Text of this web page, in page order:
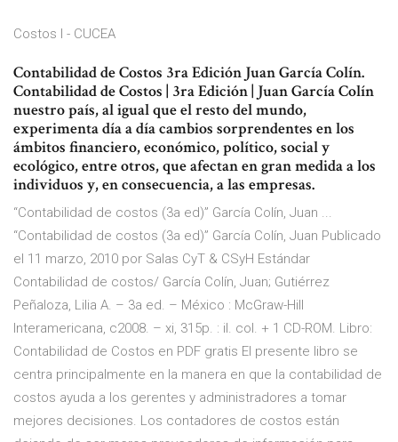
Costos I - CUCEA
Contabilidad de Costos 3ra Edición Juan García Colín.
Contabilidad de Costos | 3ra Edición | Juan García Colín
nuestro país, al igual que el resto del mundo,
experimenta día a día cambios sorprendentes en los
ámbitos financiero, económico, político, social y
ecológico, entre otros, que afectan en gran medida a los
individuos y, en consecuencia, a las empresas.
“Contabilidad de costos (3a ed)” García Colín, Juan ...
“Contabilidad de costos (3a ed)” García Colín, Juan Publicado
el 11 marzo, 2010 por Salas CyT & CSyH Estándar
Contabilidad de costos/ García Colín, Juan; Gutiérrez
Peñaloza, Lilia A. – 3a ed. – México : McGraw-Hill
Interamericana, c2008. – xi, 315p. : il. col. + 1 CD-ROM. Libro:
Contabilidad de Costos en PDF gratis El presente libro se
centra principalmente en la manera en que la contabilidad de
costos ayuda a los gerentes y administradores a tomar
mejores decisiones. Los contadores de costos están